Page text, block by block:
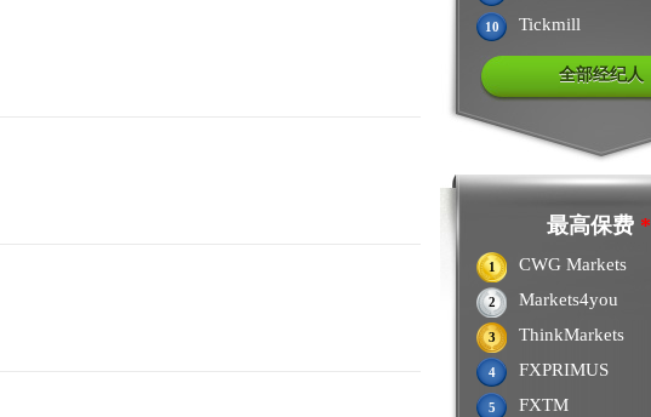
10 Tickmill
全部经纪人
最高保费 *
1 CWG Markets
2 Markets4you
3 ThinkMarkets
4 FXPRIMUS
5 FXTM